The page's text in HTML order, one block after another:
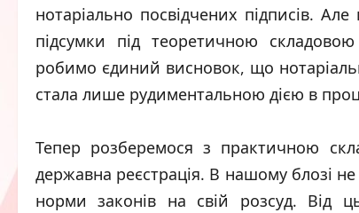
нотаріально посвідчених підписів.
підсумки під теоретичною
робимо єдиний висновок, що
стала лише рудиментальною дією в
Тепер розберемося з практичною
державна реєстрація. В нашому блозі
норми законів на свій розсуд. Від